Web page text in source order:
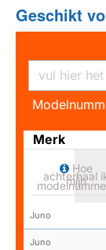
Geschikt
Merk
Hoe
achterhaal
mijn
Juno
Juno